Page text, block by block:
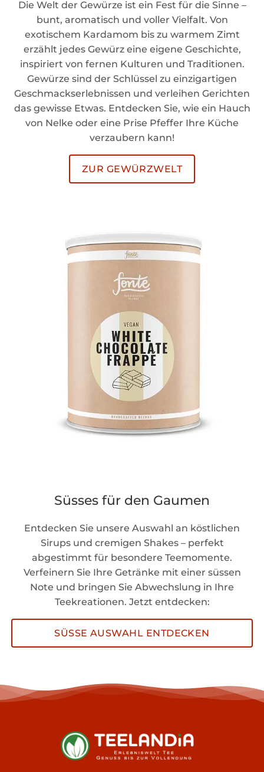
Die Welt der Gewürze ist ein Fest für die Sinne –
bunt, aromatisch und voller Vielfalt. Von
exotischem Kardamom bis zu warmem Zimt
erzählt jedes Gewürz eine eigene Geschichte,
inspiriert von fernen Kulturen und Traditionen.
Gewürze sind der Schlüssel zu einzigartigen
Geschmackserlebnissen und verleihen Gerichten
das gewisse Etwas. Entdecken Sie, wie ein Hauch
von Nelke oder eine Prise Pfeffer Ihre Küche
verzaubern kann!
ZUR GEWÜRZWELT
Süsses für den Gaumen
Entdecken Sie unsere Auswahl an köstlichen
Sirups und cremigen Shakes – perfekt
abgestimmt für besondere Teemomente.
Verfeinern Sie Ihre Getränke mit einer süssen
Note und bringen Sie Abwechslung in Ihre
Teekreationen. Jetzt entdecken:
SÜSSE AUSWAHL ENTDECKEN